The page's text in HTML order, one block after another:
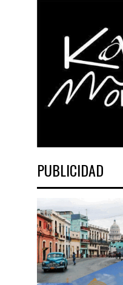
PUBLICIDAD